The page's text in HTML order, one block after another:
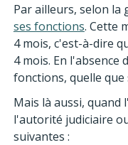
Par ailleurs, selon la
ses fonctions. Cette
4 mois, c'est-à-dire
4 mois. En
fonctions, quelle
Mais là aussi,
l'autorité judiciaire
suivantes :